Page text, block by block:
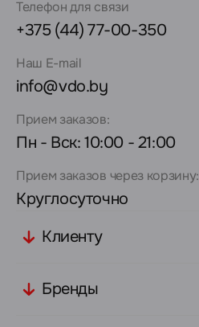
Телефон для связи
+375 (44) 77-00-350
Наш E-mail
info@vdo.by
Прием заказов:
Пн - Вск: 10:00 - 21:00
Прием заказов через корзину:
Круглосуточно
Клиенту
Бренды